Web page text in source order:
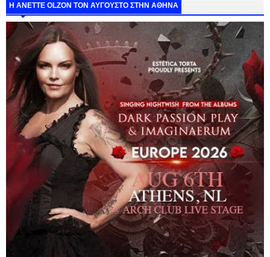
Η ANETTE OLZON ΤΟΝ ΑΥΓΟΥΣΤΟ ΣΤΗΝ ΑΘΗΝΑ